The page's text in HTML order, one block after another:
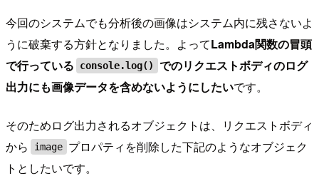
今回のシステムでも分析後の画像はシステム内に残さないよ
うに破棄する方針となりました。よってLambda関数の冒頭
で行っている
console.log()
でのリクエストボディのログ
出力にも画像データを含めないようにしたいです。
そのためログ出力されるオブジェクトは、リクエストボディ
から
image プロパティを削除した下記のようなオブジェク
トとしたいです。